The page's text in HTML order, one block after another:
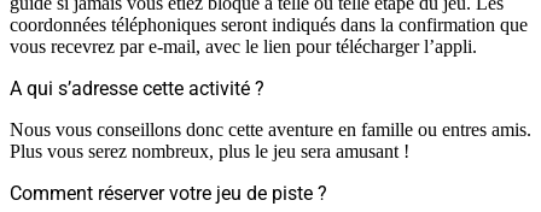
coordonnées téléphoniques seront indiqués dans la confirmation que
vous recevrez par e-mail, avec le lien pour télécharger l’appli.
A qui s’adresse cette activité ?
Nous vous conseillons donc cette aventure en famille ou entres amis.
Plus vous serez nombreux, plus le jeu sera amusant !
Comment réserver votre jeu de piste ?